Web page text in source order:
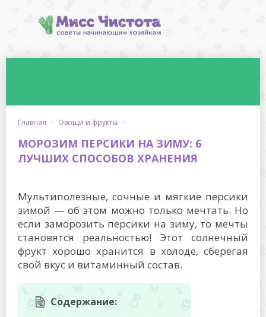
главная · овощи и фрукты ·
МОРОЗИМ ПЕРСИКИ НА ЗИМУ: 6
ЛУЧШИХ СПОСОБОВ ХРАНЕНИЯ
Мультиполезные, сочные и мягкие персики
зимой — об этом можно только мечтать. Но
если заморозить персики на зиму, то мечты
становятся реальностью! Этот солнечный
фрукт хорошо хранится в холоде, сберегая
свой вкус и витаминный состав.
Содержание: